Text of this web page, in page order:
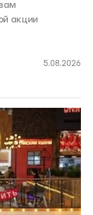
акции
5.08.2026